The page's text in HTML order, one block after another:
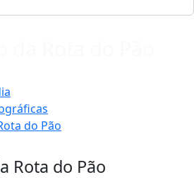
do Pão
Rota do Pão